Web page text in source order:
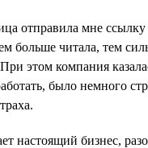
отправила мне
больше читала, тем
этом компания
было немного
бизнес,